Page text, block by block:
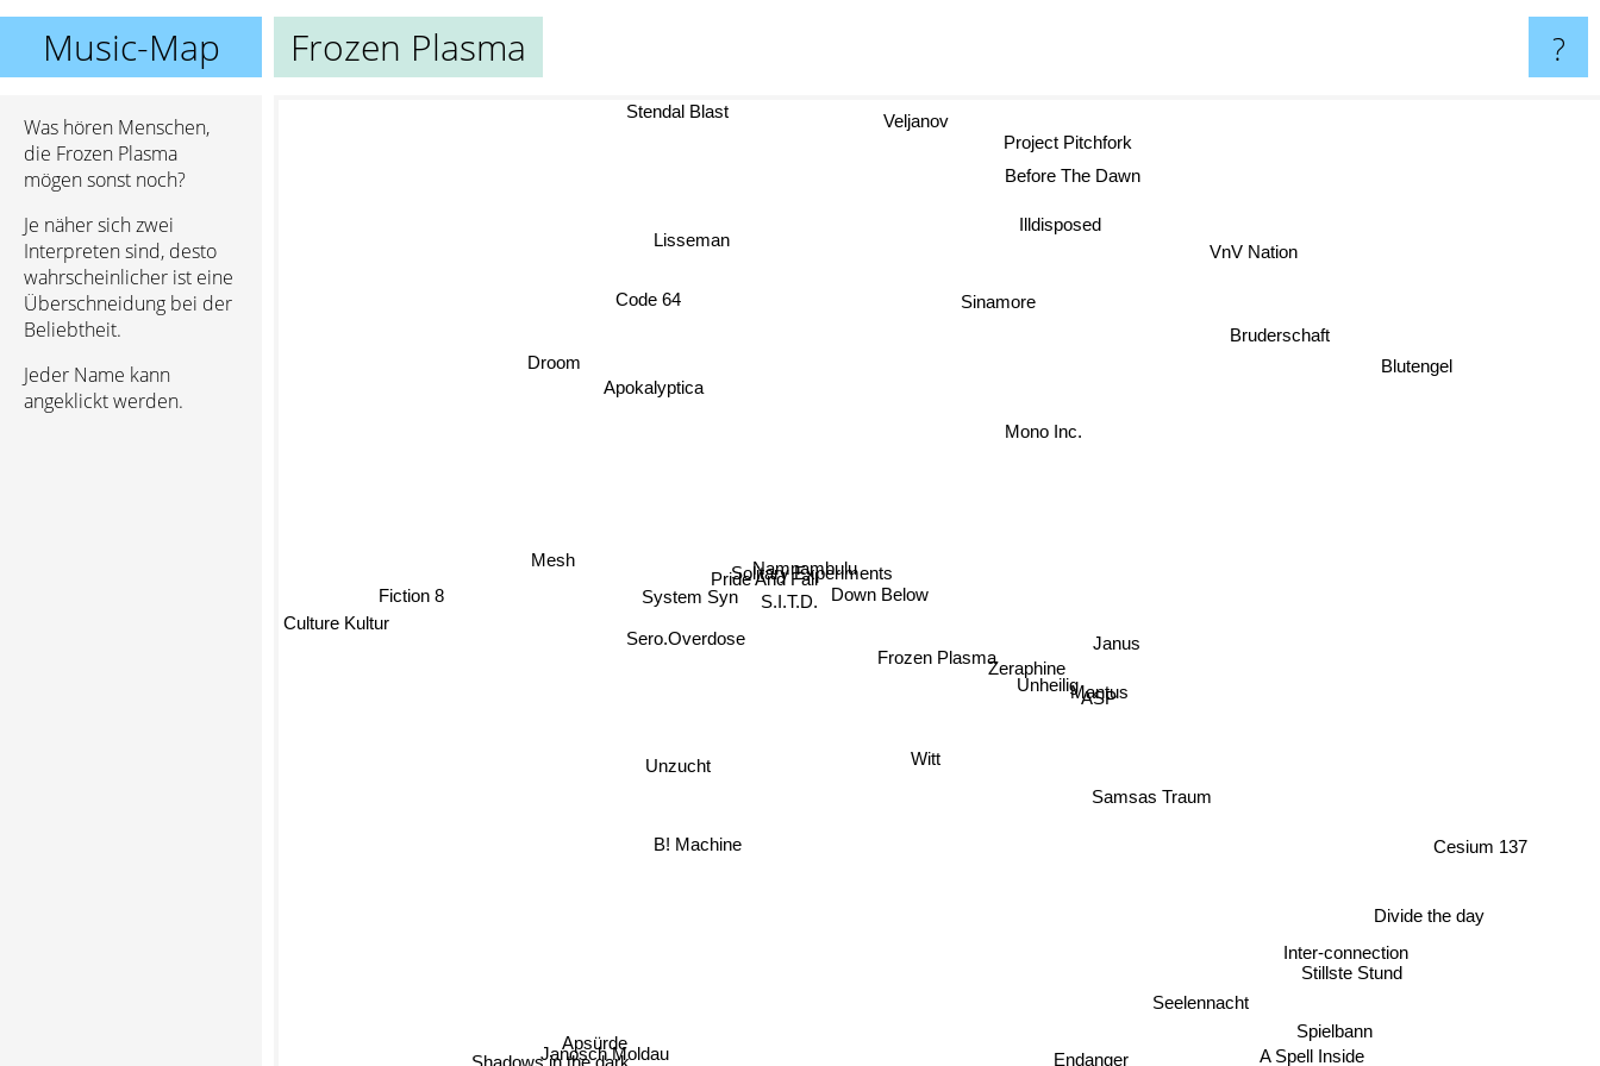
Music-Map Frozen Plasma ?
Was hören Menschen,
die Frozen Plasma
mögen sonst noch?
Je näher sich zwei
Interpreten sind, desto
wahrscheinlicher ist eine
Überschneidung bei der
Beliebtheit.
Jeder Name kann
angeklickt werden.
Frozen Plasma
Solitary Experiments
Down Below
Pride And Fall
Unheilig Mantus
Witt
S.I.T.D.
Janus
ASP
System Syn
Sero.Overdose
Samsas Traum
Mono Inc.
Code 64
B! Machine
Seelennacht
Unzucht
Stillste Stund
Sinamore
Inter-connection
Droom
Apokalyptica
Endanger
Illdisposed
VnV Nation
Lisseman
Apsürde
Janosch Moldau
Cesium 137
Project Pitchfork
A Spell Inside
Blutengel
Veljanov
Stendal Blast
Mesh
Fiction 8
Divide the day
Spielbann
Before The Dawn
Culture Kultur